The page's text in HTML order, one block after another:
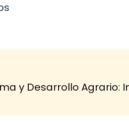
y Desarrollo Agrario: